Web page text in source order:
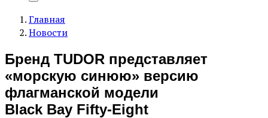
Главная
Новости
Бренд TUDOR представляет
«морскую синюю» версию
флагманской модели
Black Bay Fifty-Eight